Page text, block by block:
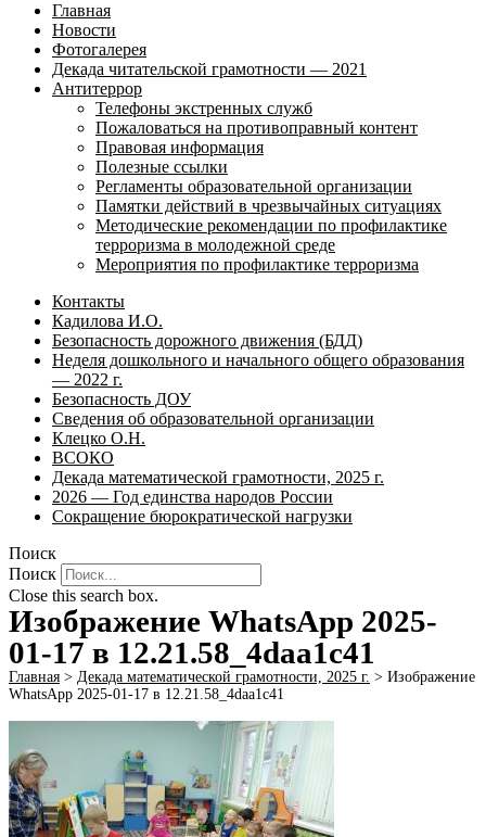
Главная
Новости
Фотогалерея
Декада читательской грамотности — 2021
Антитеррор
Телефоны экстренных служб
Пожаловаться на противоправный контент
Правовая информация
Полезные ссылки
Регламенты образовательной организации
Памятки действий в чрезвычайных ситуациях
Методические рекомендации по профилактике
терроризма в молодежной среде
Мероприятия по профилактике терроризма
Контакты
Кадилова И.О.
Безопасность дорожного движения (БДД)
Неделя дошкольного и начального общего образования
— 2022 г.
Безопасность ДОУ
Сведения об образовательной организации
Клецко О.Н.
ВСОКО
Декада математической грамотности, 2025 г.
2026 — Год единства народов России
Сокращение бюрократической нагрузки
Поиск
Поиск
Close this search box.
Изображение WhatsApp 2025-
01-17 в 12.21.58_4daa1c41
Главная > Декада математической грамотности, 2025 г. > Изображение
WhatsApp 2025-01-17 в 12.21.58_4daa1c41